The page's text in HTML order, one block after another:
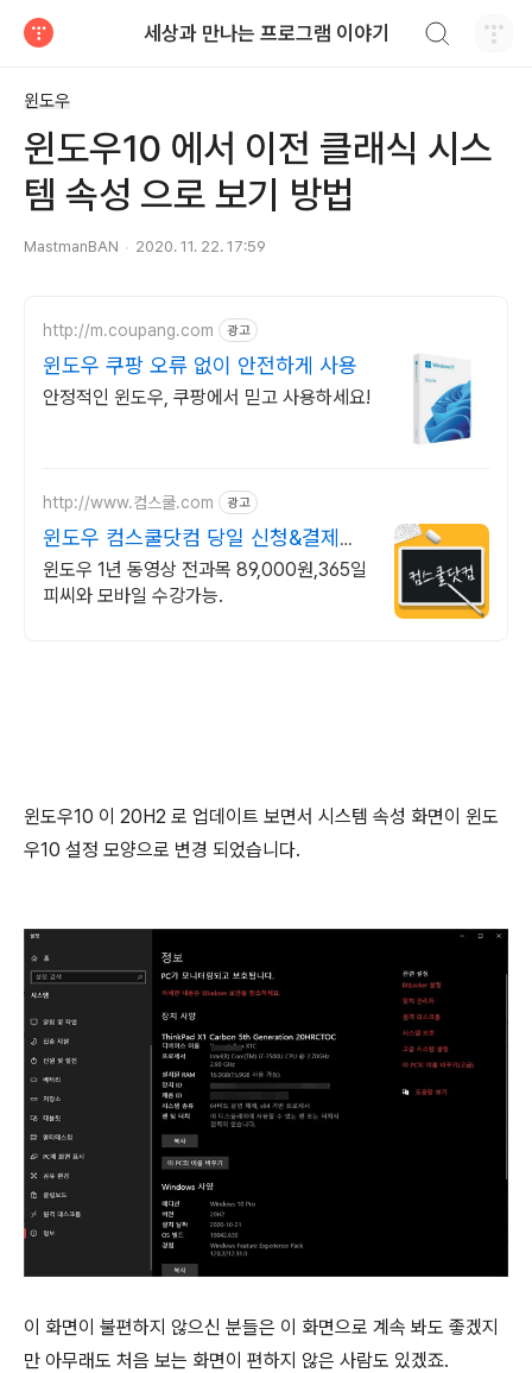
세상과 만나는 프로그램 이야기
윈도우
윈도우10 에서 이전 클래식 시스
템 속성 으로 보기 방법
MastmanBAN 2020. 11. 22. 17:59
http://m.coupang.com 광고
윈도우 쿠팡 오류 없이 안전하게 사용
안정적인 윈도우, 쿠팡에서 믿고 사용하세요!
http://www.컴스쿨.com 광고
윈도우 컴스쿨닷컴 당일 신청&결제시
기프티콘!
윈도우 1년 동영상 전과목 89,000원,365일
피씨와 모바일 수강가능.
윈도우10 이 20H2 로 업데이트 보면서 시스템 속성 화면이 윈도
우10 설정 모양으로 변경 되었습니다.
이 화면이 불편하지 않으신 분들은 이 화면으로 계속 봐도 좋겠지
만 아무래도 처음 보는 화면이 편하지 않은 사람도 있겠죠.